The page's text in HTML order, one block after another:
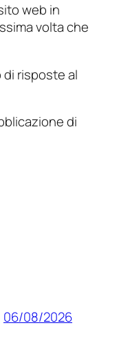
web in
volta che
di risposte al
di
06/08/2026